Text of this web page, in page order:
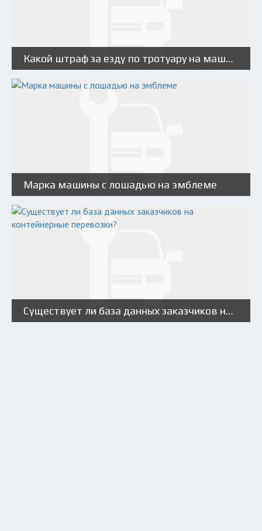
Какой штраф за езду по тротуару на машине?
Марка машины с лошадью на эмблеме
Существует ли база данных заказчиков на контейнерные перевозки?